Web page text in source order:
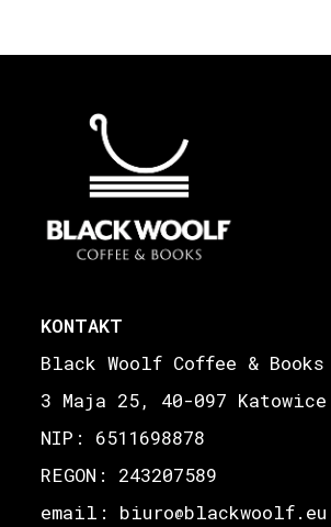
KONTAKT
Black Woolf Coffee & Books
3 Maja 25, 40-097 Katowice
NIP: 6511698878
REGON: 243207589
email: biuro@blackwoolf.eu